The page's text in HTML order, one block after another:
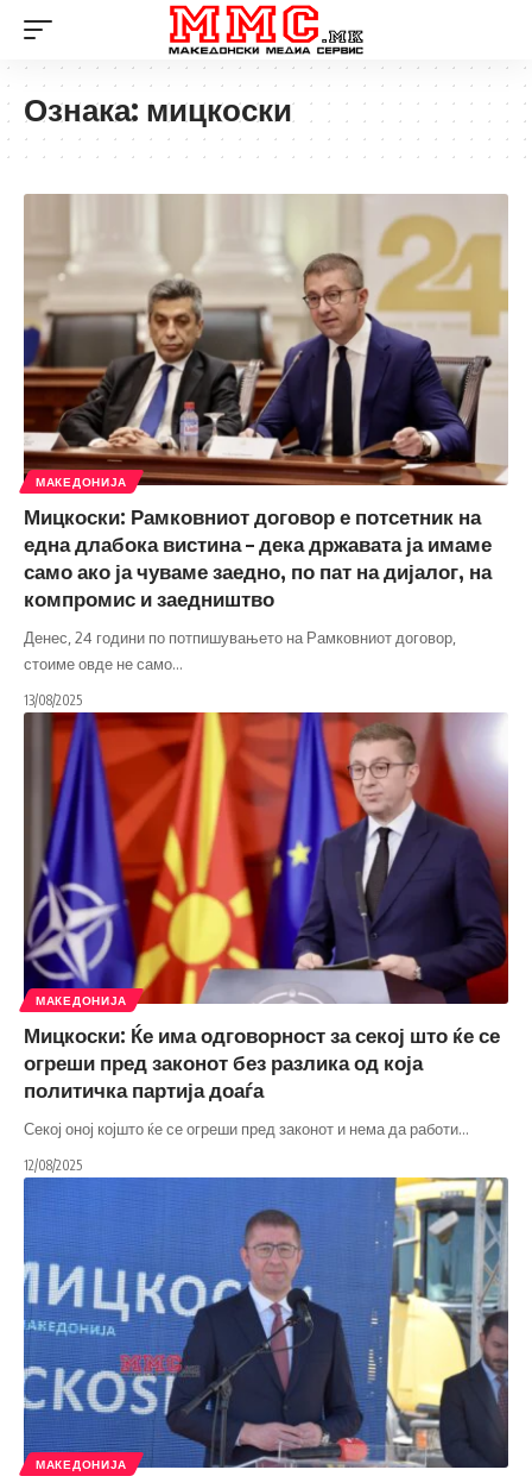
Ознака: мицкоски
МАКЕДОНИЈА
Мицкоски: Рамковниот договор е потсетник на
една длабока вистина – дека државата ја имаме
само ако ја чуваме заедно, по пат на дијалог, на
компромис и заедништво
Денес, 24 години по потпишувањето на Рамковниот договор,
стоиме овде не само…
13/08/2025
МАКЕДОНИЈА
Мицкоски: Ќе има одговорност за секој што ќе се
огреши пред законот без разлика од која
политичка партија доаѓа
Секој оној којшто ќе се огреши пред законот и нема да работи…
12/08/2025
МАКЕДОНИЈА